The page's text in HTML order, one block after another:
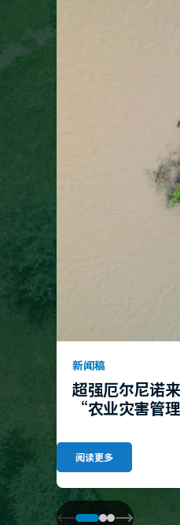
新闻稿
超强厄尔尼诺
“农业灾害管
阅读更多